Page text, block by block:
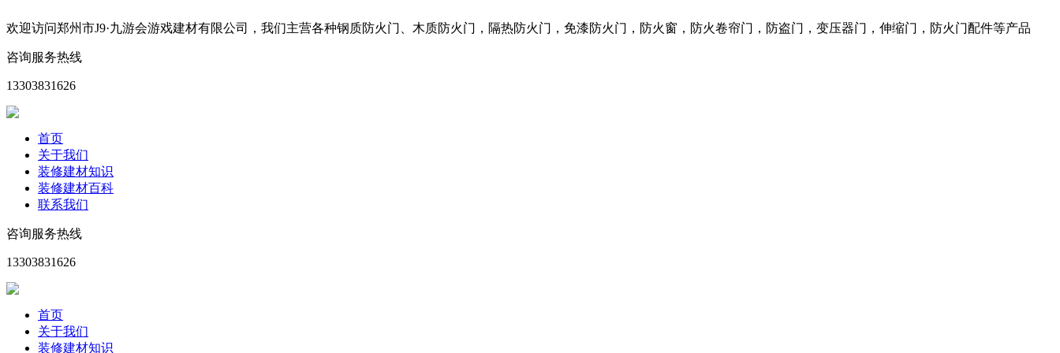
欢迎访问郑州市J9·九游会游戏建材有限公司，我们主营各种钢质防火门、木质防火门，隔热防火门，免漆防火门，防火窗，防火卷帘门，防盗门，变压器门，伸缩门，防火门配件等产品
咨询服务热线
13303831626
首页
关于我们
装修建材知识
装修建材百科
联系我们
咨询服务热线
13303831626
首页
关于我们
装修建材知识